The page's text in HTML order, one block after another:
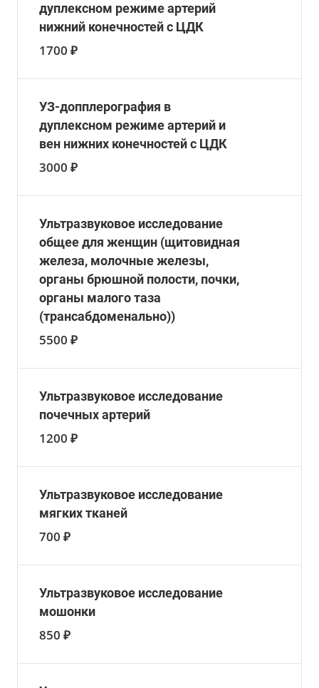
дуплексном режиме артерий
нижний конечностей с ЦДК
1700 ₽
УЗ-допплерография в
дуплексном режиме артерий и
вен нижних конечностей с ЦДК
3000 ₽
Ультразвуковое исследование
общее для женщин (щитовидная
железа, молочные железы,
органы брюшной полости, почки,
органы малого таза
(трансабдоменально))
5500 ₽
Ультразвуковое исследование
почечных артерий
1200 ₽
Ультразвуковое исследование
мягких тканей
700 ₽
Ультразвуковое исследование
мошонки
850 ₽